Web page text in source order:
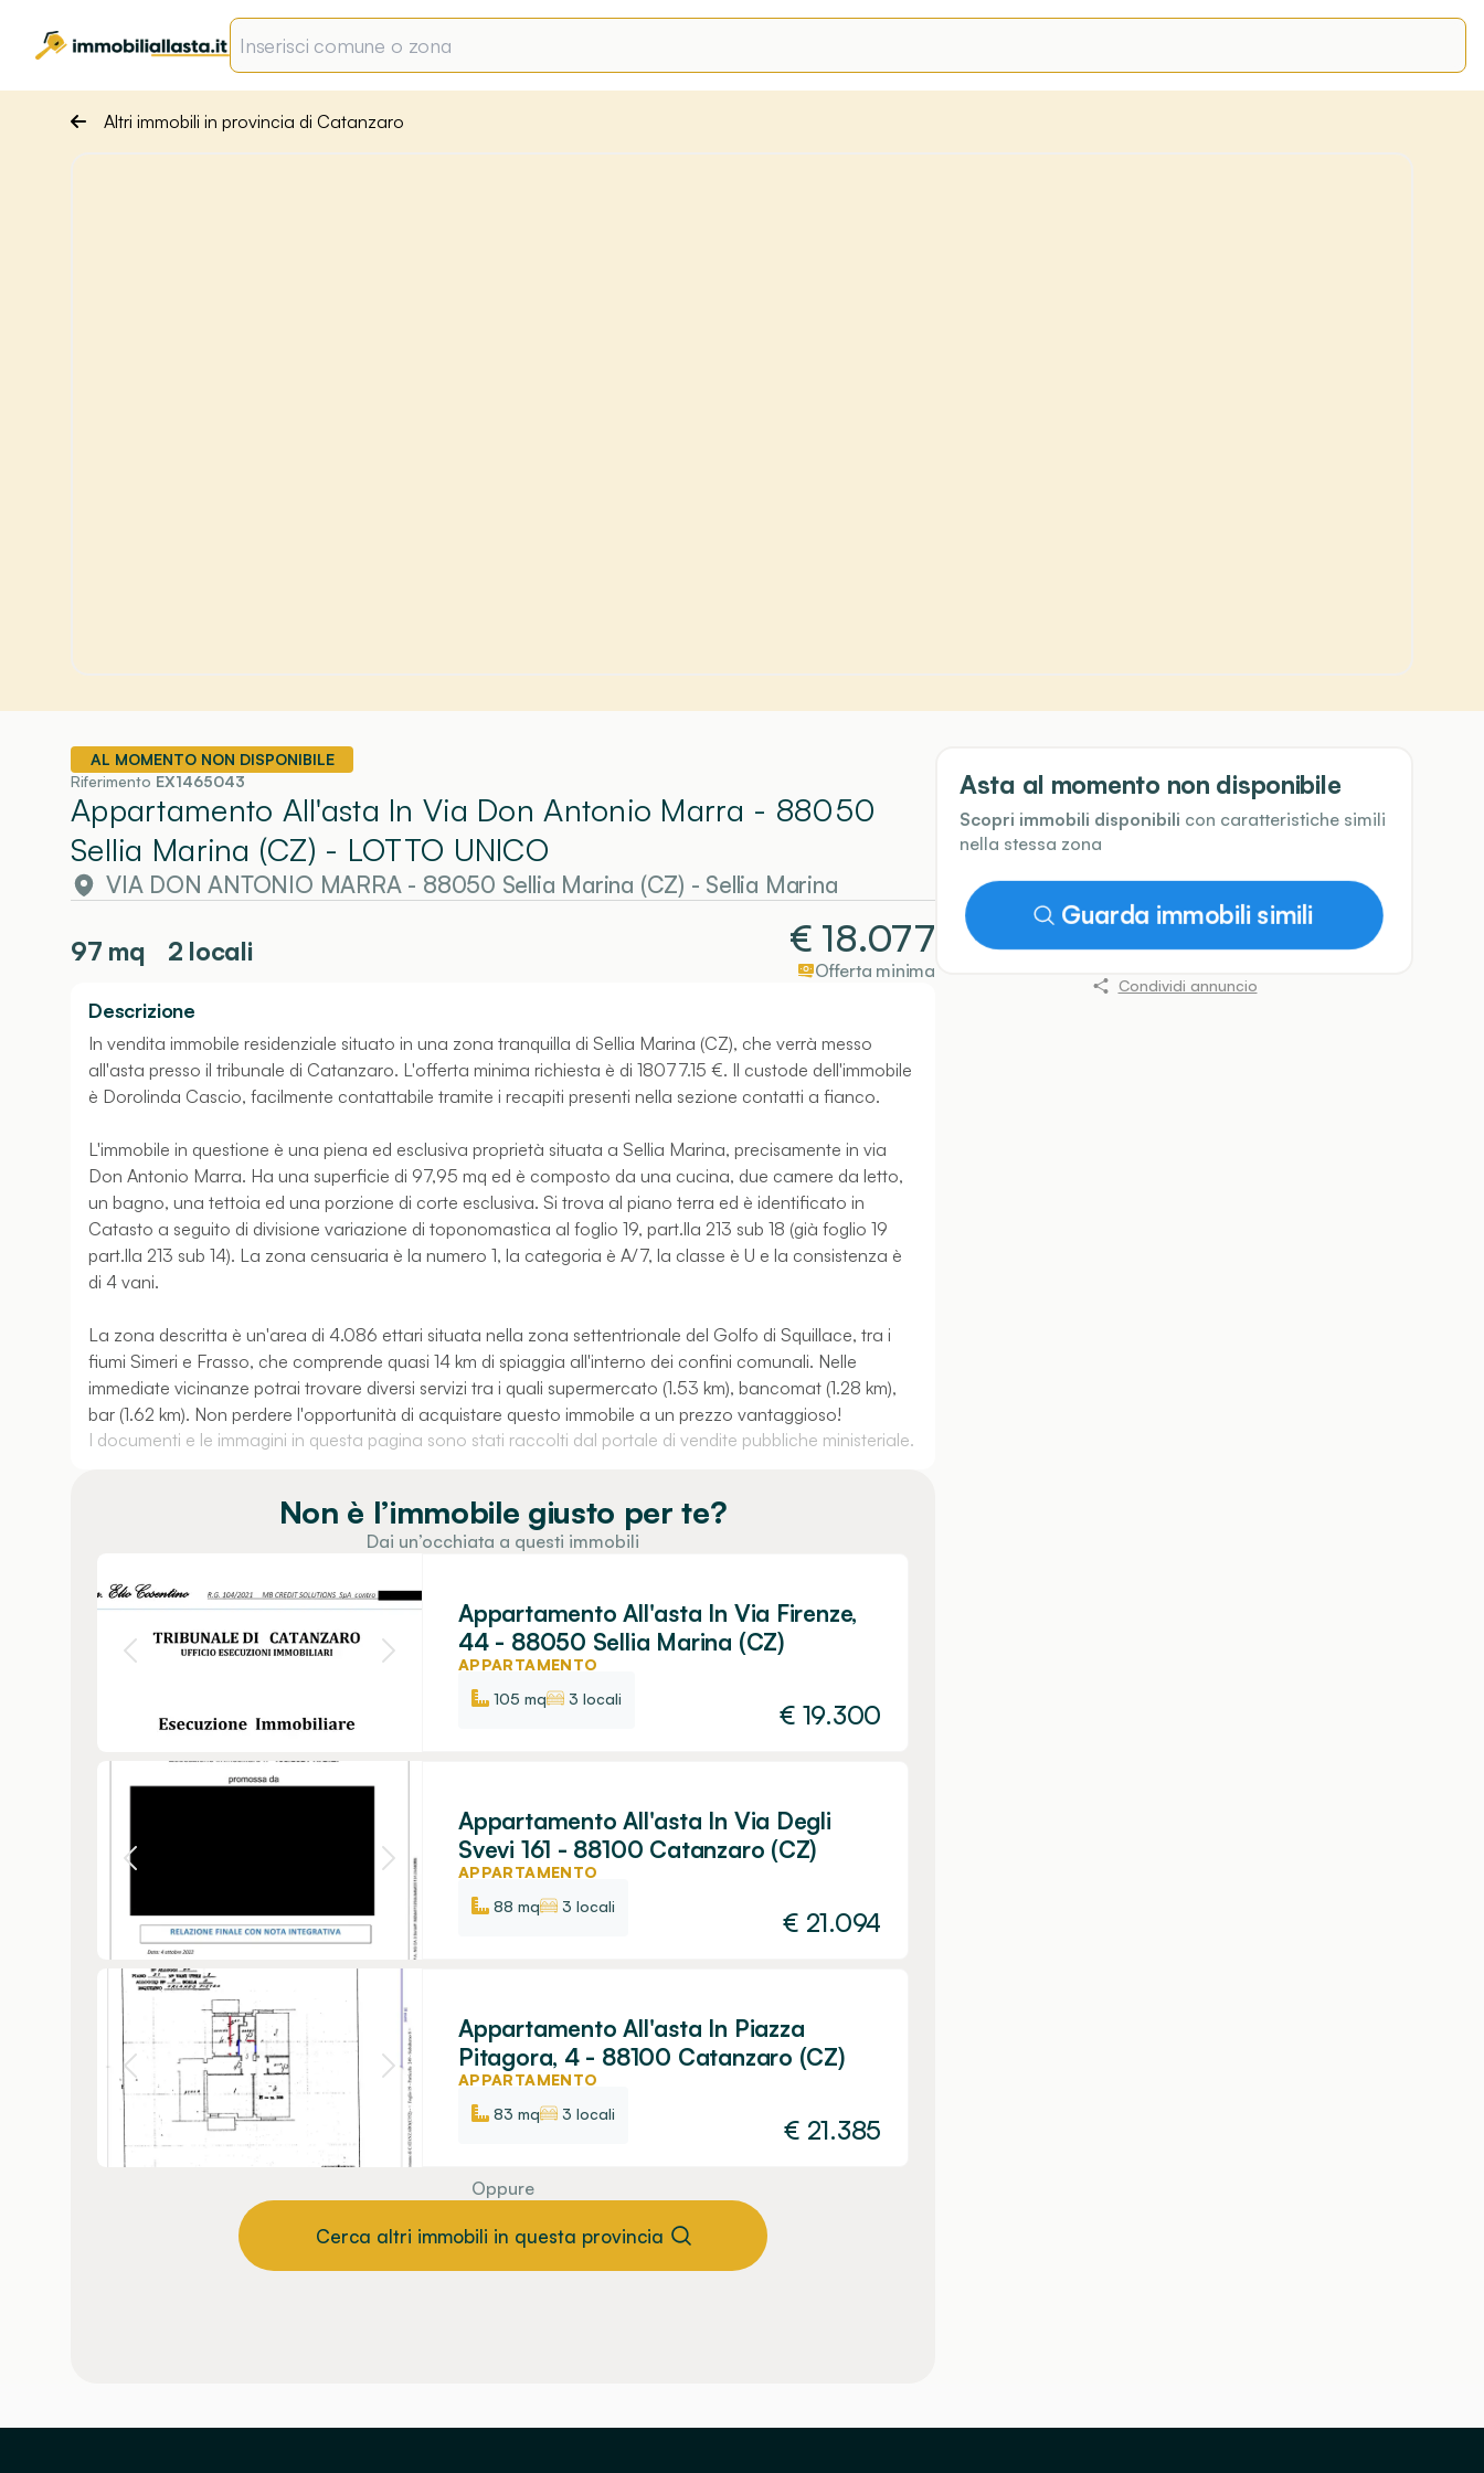
Altri immobili in provincia di Catanzaro
AL MOMENTO NON DISPONIBILE
Riferimento EX1465043
Appartamento All'asta In Via Don Antonio Marra - 88050
Sellia Marina (CZ) - LOTTO UNICO
VIA DON ANTONIO MARRA - 88050 Sellia Marina (CZ) - Sellia Marina
97 mq 2 locali € 18.077
Offerta minima
Descrizione
In vendita immobile residenziale situato in una zona tranquilla di Sellia Marina (CZ), che verrà messo
all'asta presso il tribunale di Catanzaro. L'offerta minima richiesta è di 18077.15 €. Il custode dell'immobile
è Dorolinda Cascio, facilmente contattabile tramite i recapiti presenti nella sezione contatti a fianco.
L'immobile in questione è una piena ed esclusiva proprietà situata a Sellia Marina, precisamente in via
Don Antonio Marra. Ha una superficie di 97,95 mq ed è composto da una cucina, due camere da letto,
un bagno, una tettoia ed una porzione di corte esclusiva. Si trova al piano terra ed è identificato in
Catasto a seguito di divisione variazione di toponomastica al foglio 19, part.lla 213 sub 18 (già foglio 19
part.lla 213 sub 14). La zona censuaria è la numero 1, la categoria è A/7, la classe è U e la consistenza è
di 4 vani.
La zona descritta è un'area di 4.086 ettari situata nella zona settentrionale del Golfo di Squillace, tra i
fiumi Simeri e Frasso, che comprende quasi 14 km di spiaggia all'interno dei confini comunali. Nelle
immediate vicinanze potrai trovare diversi servizi tra i quali supermercato (1.53 km), bancomat (1.28 km),
bar (1.62 km). Non perdere l'opportunità di acquistare questo immobile a un prezzo vantaggioso!
I documenti e le immagini in questa pagina sono stati raccolti dal portale di vendite pubbliche ministeriale.
Non è l’immobile giusto per te?
Dai un’occhiata a questi immobili
Appartamento All'asta In Via Firenze,
44 - 88050 Sellia Marina (CZ)
APPARTAMENTO
105 mq
3 locali
€ 19.300
Appartamento All'asta In Via Degli
Svevi 161 - 88100 Catanzaro (CZ)
APPARTAMENTO
88 mq
3 locali
€ 21.094
Appartamento All'asta In Piazza
Pitagora, 4 - 88100 Catanzaro (CZ)
APPARTAMENTO
83 mq
3 locali
€ 21.385
Oppure
Cerca altri immobili in questa provincia
Asta al momento non disponibile
Scopri immobili disponibili con caratteristiche simili
nella stessa zona
Guarda immobili simili
Condividi annuncio